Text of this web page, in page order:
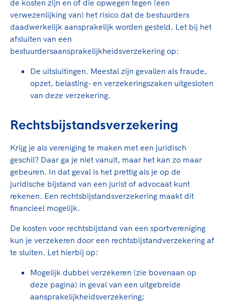
de kosten zijn en of die opwegen tegen (een
verwezenlijking van) het risico dat de bestuurders
daadwerkelijk aansprakelijk worden gesteld. Let bij het
afsluiten van een
bestuurdersaansprakelijkheidsverzekering op:
De uitsluitingen. Meestal zijn gevallen als fraude,
opzet, belasting- en verzekeringszaken uitgesloten
van deze verzekering.
Rechtsbijstandsverzekering
Krijg je als vereniging te maken met een juridisch
geschil? Daar ga je niet vanuit, maar het kan zo maar
gebeuren. In dat geval is het prettig als je op de
juridische bijstand van een jurist of advocaat kunt
rekenen. Een rechtsbijstandsverzekering maakt dit
financieel mogelijk.
De kosten voor rechtsbijstand van een sportvereniging
kun je verzekeren door een rechtsbijstandverzekering af
te sluiten. Let hierbij op:
Mogelijk dubbel verzekeren (zie bovenaan op
deze pagina) in geval van een uitgebreide
aansprakelijkheidsverzekering;